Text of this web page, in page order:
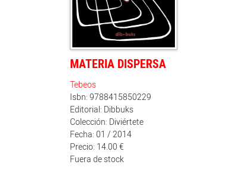
MATERIA DISPERSA
Tebeos
Isbn: 9788415850229
Editorial: Dibbuks
Colección: Diviértete
Fecha: 01 / 2014
Precio: 14.00 €
Fuera de stock